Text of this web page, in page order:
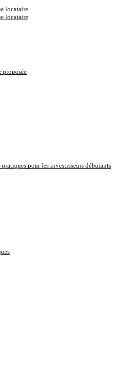
locataire
locataire
proposée
pour les investisseurs débutants